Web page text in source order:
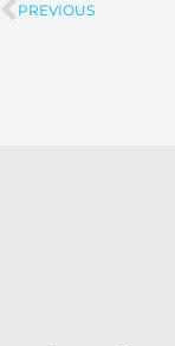
Prev
PREVIOUS